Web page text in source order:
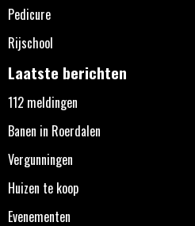
Pedicure
Rijschool
Laatste berichten
112 meldingen
Banen in Roerdalen
Vergunningen
Huizen te koop
Evenementen